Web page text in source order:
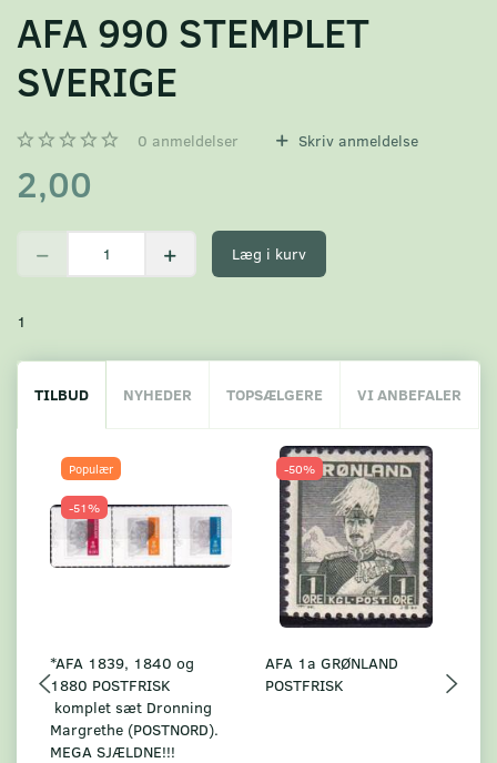
AFA 990 STEMPLET
SVERIGE
0 anmeldelser Skriv anmeldelse
2,00
Læg i kurv
1
TILBUD NYHEDER TOPSÆLGERE VI ANBEFALER
Populær
-51%
*AFA 1839, 1840 og
1880 POSTFRISK
komplet sæt Dronning
Margrethe (POSTNORD).
MEGA SJÆLDNE!!!
-50%
AFA 1a GRØNLAND
POSTFRISK